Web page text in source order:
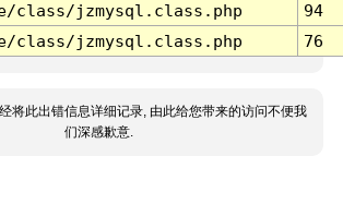
class/jzmysql.class.php
94
class/jzmysql.class.php 76
将此出错信息详细记录, 由此给您带来的访问不便我
们深感歉意.